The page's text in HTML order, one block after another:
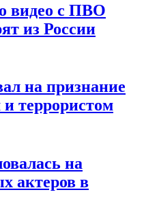
видео с ПВО
из России
на признание
и террористом
на
актеров в